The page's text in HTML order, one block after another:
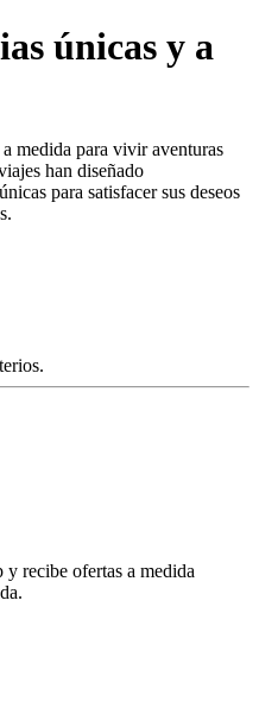
únicas y a
medida para vivir aventuras
han diseñado
para satisfacer sus deseos
recibe ofertas a medida